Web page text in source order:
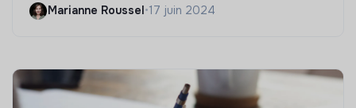
Marianne Roussel•17 juin 2024